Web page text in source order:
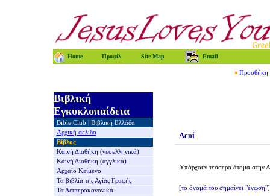
Home Προφίλ Site Map Email
Προσθήκη
Βιβλική
Εγκυκλοπαίδεια
Bible Club
Βιβλική Ελλάδα
Αρχική σελίδα
Βίβλος
Καινή Διαθήκη (νεοελληνικά)
Καινή Διαθήκη (αγγλικά)
Αρχαίο Κείμενο
Τα βιβλία τηςΑγίας Γραφής
Τα Δευτεροκανονικά
Λευί
Υπάρχουν τέσσερα άτομαστην
[το όνομά του σημαίνει "ένωση"]